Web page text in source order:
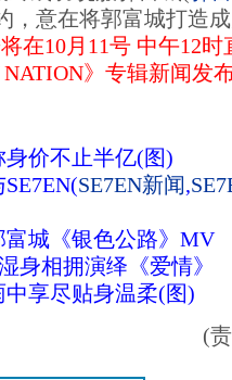
，意在将郭富城打造
在10月11号 中午12
》专辑新闻发
价不止半亿(图)
(SE7EN新闻,
富城《银色公路》MV
身相拥演绎《爱情》
享尽贴身温柔(图)
(